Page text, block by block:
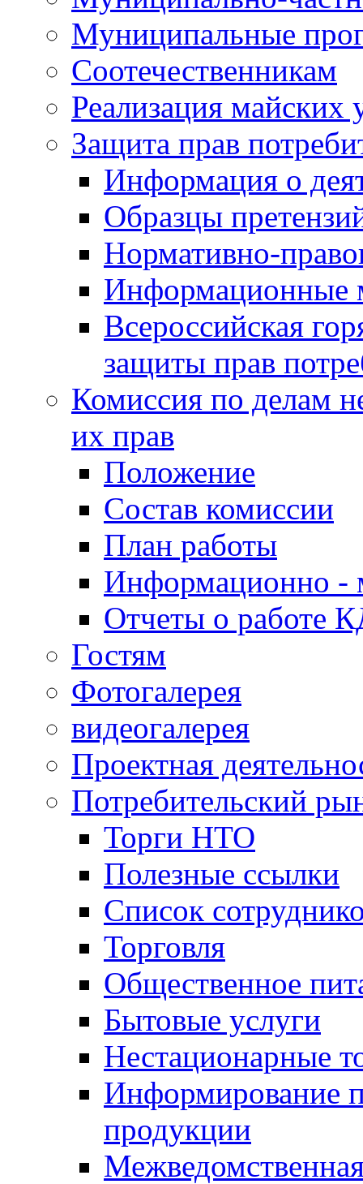
Муниципальные
Соотечественникам
Реализация майских
Защита прав
Информация о
Образцы
Нормативно-
Информационные
Всероссийская
защиты прав
Комиссия по делам
их прав
Положение
Состав комиссии
План работы
Информационно -
Отчеты о работе
Гостям
Фотогалерея
видеогалерея
Проектная
Потребительский
Торги НТО
Полезные ссылки
Список
Торговля
Общественное
Бытовые услуги
Нестационарные
Информирование
продукции